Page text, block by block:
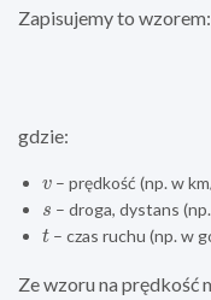
Zapisujemy to wzorem:
gdzie:
– prędkość (np. w
s
– droga, dystans
t
– czas ruchu (np. w
Ze wzoru na prędkość